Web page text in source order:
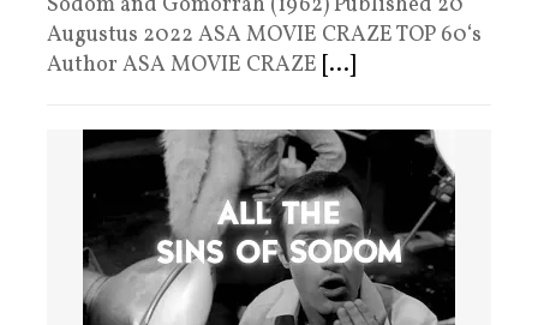
Augustus 2022 ASA MOVIE CRAZE TOP 60‘s
Author ASA MOVIE CRAZE [...]